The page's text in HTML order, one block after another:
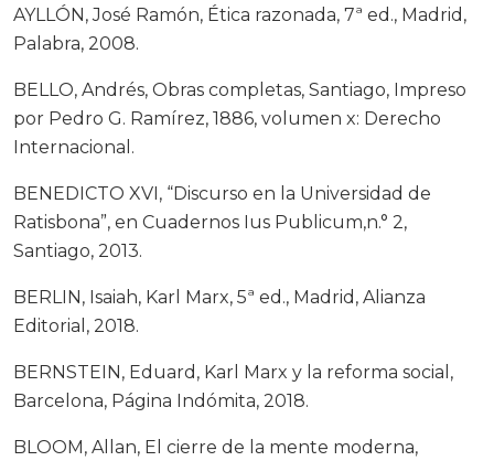
AYLLÓN, José Ramón, Ética razonada, 7ª ed., Madrid,
Palabra, 2008.
BELLO, Andrés, Obras completas, Santiago, Impreso
por Pedro G. Ramírez, 1886, volumen x: Derecho
Internacional.
BENEDICTO XVI, “Discurso en la Universidad de
Ratisbona”, en Cuadernos Ius Publicum,n.° 2,
Santiago, 2013.
BERLIN, Isaiah, Karl Marx, 5ª ed., Madrid, Alianza
Editorial, 2018.
BERNSTEIN, Eduard, Karl Marx y la reforma social,
Barcelona, Página Indómita, 2018.
BLOOM, Allan, El cierre de la mente moderna,